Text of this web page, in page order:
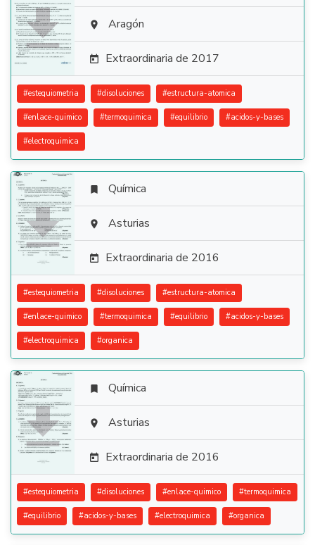
  Aragón
 Extraordinaria de 2017
#estequiometria #disoluciones #estructura-atomica
#enlace-quimico #termoquimica #equilibrio #acidos-y-bases
#electroquimica

 Química
 Asturias
 Extraordinaria de 2016
#estequiometria #disoluciones #estructura-atomica
#enlace-quimico #termoquimica #equilibrio #acidos-y-bases
#electroquimica #organica

 Química
 Asturias
 Extraordinaria de 2016
#estequiometria #disoluciones #enlace-quimico #termoquimica
#equilibrio #acidos-y-bases #electroquimica #organica